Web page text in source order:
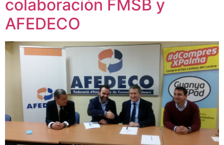
colaboración FMSB y
AFEDECO